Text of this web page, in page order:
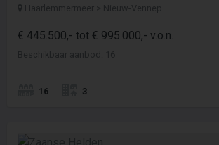
Haarlemmermeer > Nieuw-Vennep
€ 445.500,- tot € 995.000,- v.o.n.
Beschikbaar aanbod: 16
16 3